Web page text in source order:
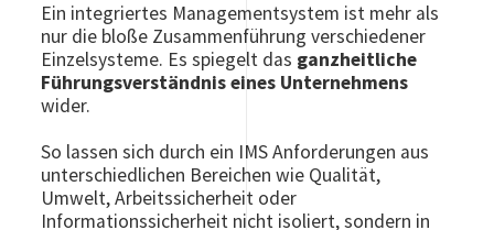
Ein integriertes Managementsystem ist mehr als
nur die bloße Zusammenführung verschiedener
Einzelsysteme. Es spiegelt das ganzheitliche
Führungsverständnis eines Unternehmens
wider.
So lassen sich durch ein IMS Anforderungen aus
unterschiedlichen Bereichen wie Qualität,
Umwelt, Arbeitssicherheit oder
Informationssicherheit nicht isoliert, sondern in